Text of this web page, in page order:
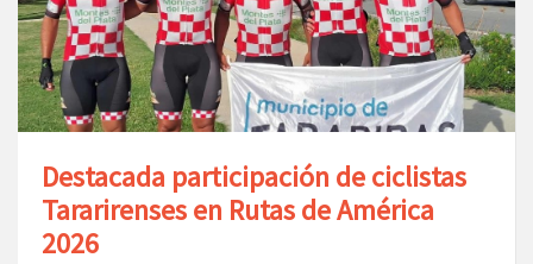
Destacada participación de ciclistas
Tararirenses en Rutas de América
2026